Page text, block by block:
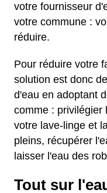
votre fournisseur
votre commune :
réduire.
Pour réduire votre
solution est donc
d'eau en adoptant
comme : privilégier
votre lave-linge et
pleins, récupérer
laisser l'eau des
Tout sur